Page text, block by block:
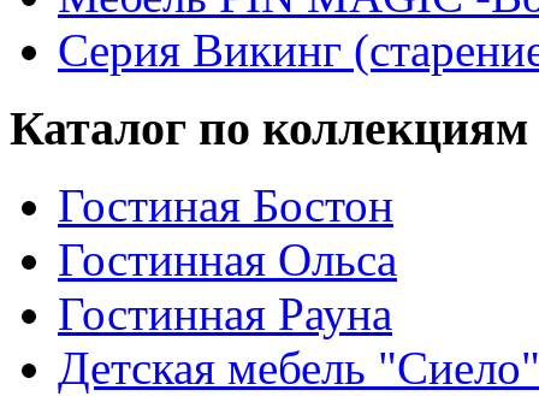
Серия Викинг
Каталог по коллекциям
Гостиная Бостон
Гостинная Ольса
Гостинная Рауна
Детская мебель "Сиело"